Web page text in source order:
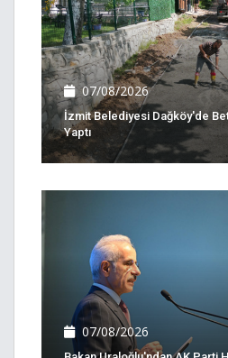
07/08/2026
İzmit Belediyesi Dağköy'de
Yaptı
07/08/2026